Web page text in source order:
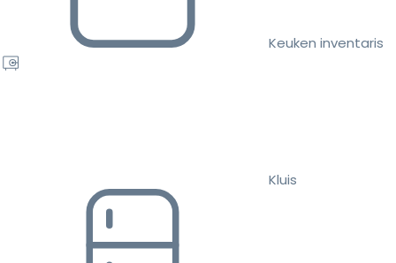
Keuken inventaris
Kluis